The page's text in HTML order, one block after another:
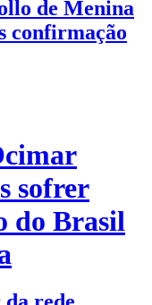
de Menina
confirmação
sofrer
do Brasil